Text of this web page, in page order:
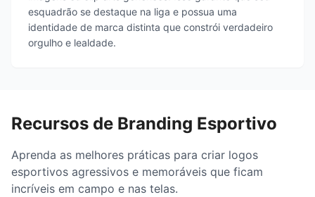
esquadrão se destaque na liga e possua uma
identidade de marca distinta que constrói verdadeiro
orgulho e lealdade.
Recursos de Branding Esportivo
Aprenda as melhores práticas para criar logos
esportivos agressivos e memoráveis que ficam
incríveis em campo e nas telas.